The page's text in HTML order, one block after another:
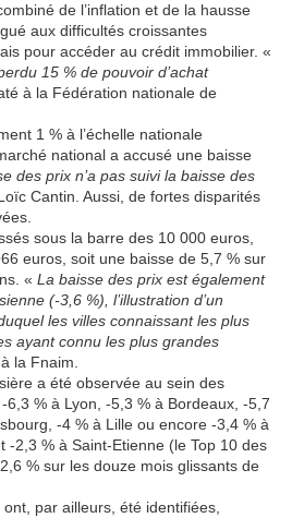
de l’inflation et de la hausse
aux difficultés croissantes
pour accéder au crédit immobilier. «
15 % de pouvoir d’achat
à la Fédération nationale de
1 % à l’échelle nationale
national a accusé une baisse
des prix n’a pas suivi la baisse des
Cantin. Aussi, de fortes disparités
sous la barre des 10 000 euros,
euros, soit une baisse de 5,7 % sur
« La baisse des prix est également
(-3,6 %), l’illustration d’un
les villes connaissant les plus
ayant connu les plus grandes
la Fnaim.
a été observée au sein des
% à Lyon, -5,3 % à Bordeaux, -5,7
-4 % à Lille ou encore -3,4 % à
-2,3 % à Saint-Etienne (le Top 10 des
% sur les douze mois glissants de
par ailleurs, été identifiées,